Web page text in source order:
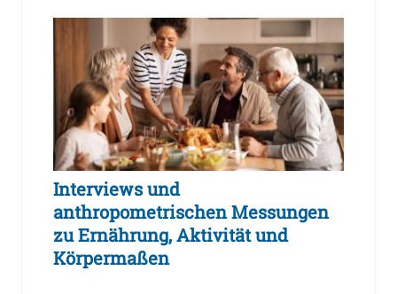
Interviews und
anthropometrischen Messungen
zu Ernährung, Aktivität und
Körpermaßen